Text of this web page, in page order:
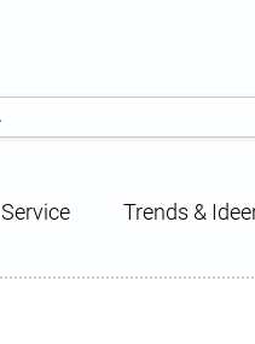
Service Trends &